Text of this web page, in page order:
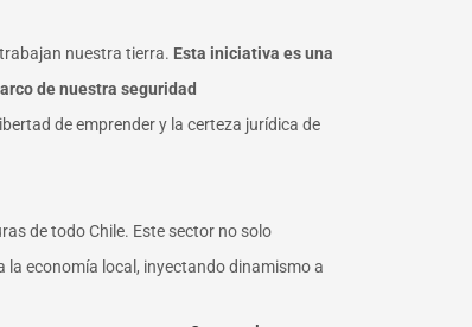
nuestra tierra. Esta iniciativa es una
de nuestra seguridad
de emprender y la certeza jurídica de
de todo Chile. Este sector no solo
la economía local, inyectando dinamismo a